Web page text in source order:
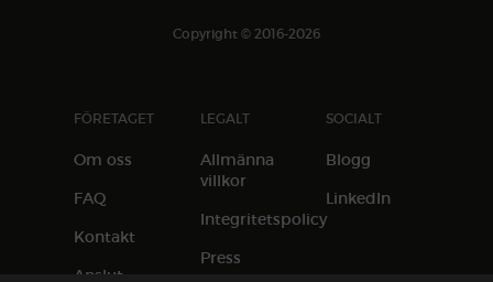
Copyright © 2016-2026
FÖRETAGET
Om oss
FAQ
Kontakt
Anslut
LEGALT
Allmänna
villkor
Integritetspolicy
Press
SOCIALT
Blogg
LinkedIn